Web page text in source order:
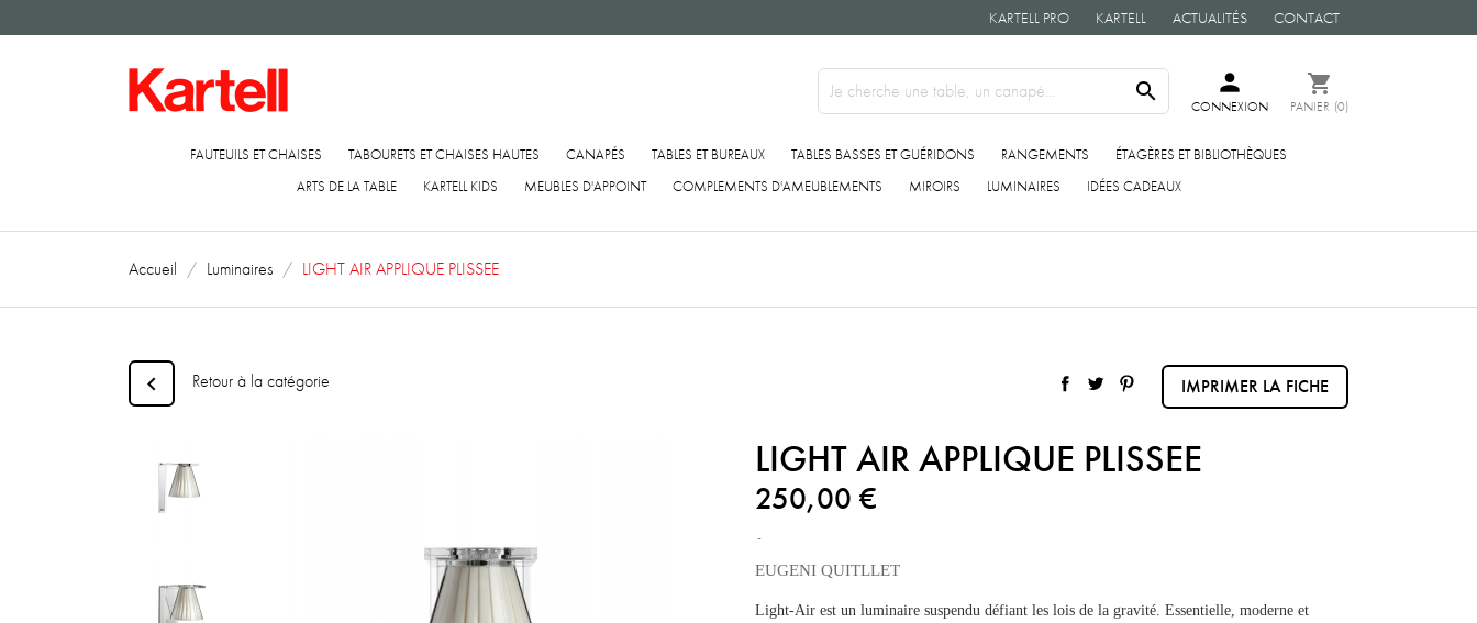
KARTELL PRO KARTELL ACTUALITÉS CONTACT
 person
CONNEXION
shopping_cart
PANIER (0)
FAUTEUILS ET CHAISES TABOURETS ET CHAISES HAUTES CANAPÉS TABLES ET BUREAUX TABLES BASSES ET GUÉRIDONS RANGEMENTS
ÉTAGÈRES ET BIBLIOTHÈQUES
ARTS DE LA TABLE
KARTELL KIDS MEUBLES D'APPOINT COMPLEMENTS D'AMEUBLEMENTS MIROIRS LUMINAIRES IDÉES CADEAUX
Accueil Luminaires LIGHT AIR APPLIQUE PLISSEE
 Retour à la catégorie IMPRIMER LA FICHE
LIGHT AIR APPLIQUE PLISSEE
250,00 €
EUGENI QUITLLET
Light-Air est un luminaire suspendu défiant les lois de la gravité. Essentielle, moderne et